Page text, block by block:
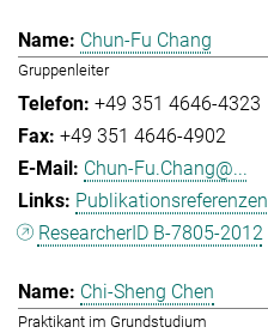
Chun-Fu Chang
Gruppenleiter
+49 351 4646-4323
+49 351 4646-4902
Chun-Fu.Chang@...
Publikationsreferenzen
ResearcherID B-7805-2012
Chi-Sheng Chen
Praktikant im Grundstudium